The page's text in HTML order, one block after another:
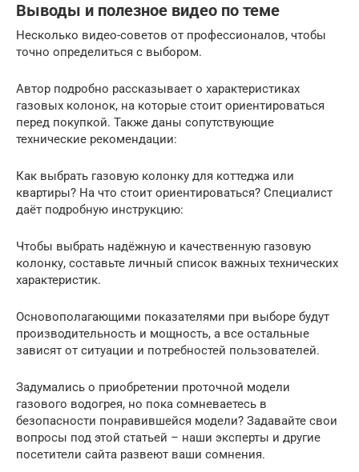
Выводы и полезное видео по теме
Несколько видео-советов от профессионалов, чтобы
точно определиться с выбором.
Автор подробно рассказывает о характеристиках
газовых колонок, на которые стоит ориентироваться
перед покупкой. Также даны сопутствующие
технические рекомендации:
Как выбрать газовую колонку для коттеджа или
квартиры? На что стоит ориентироваться? Специалист
даёт подробную инструкцию:
Чтобы выбрать надёжную и качественную газовую
колонку, составьте личный список важных технических
характеристик.
Основополагающими показателями при выборе будут
производительность и мощность, а все остальные
зависят от ситуации и потребностей пользователей.
Задумались о приобретении проточной модели
газового водогрея, но пока сомневаетесь в
безопасности понравившейся модели? Задавайте свои
вопросы под этой статьей – наши эксперты и другие
посетители сайта развеют ваши сомнения.